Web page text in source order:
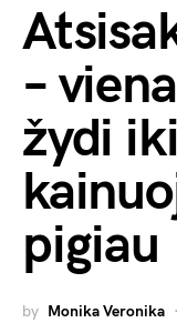
–
žydi
pigiau
by Monika Veronika